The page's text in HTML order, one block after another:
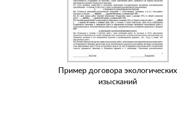
Пример договора экологических
изысканий